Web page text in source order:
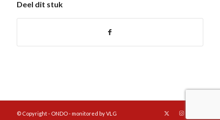
Deel dit stuk
© Copyright - ONDO - monitored by VLG